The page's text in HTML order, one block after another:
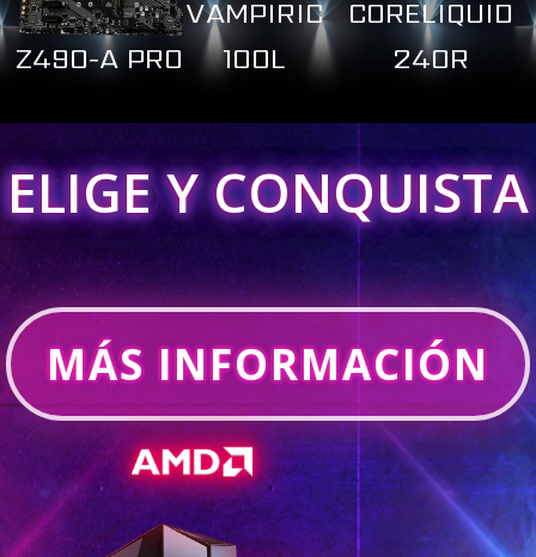
Z490-A PRO
VAMPIRIC
100L
CORELIQUID
240R
ELIGE Y CONQUISTA
MÁS INFORMACIÓN